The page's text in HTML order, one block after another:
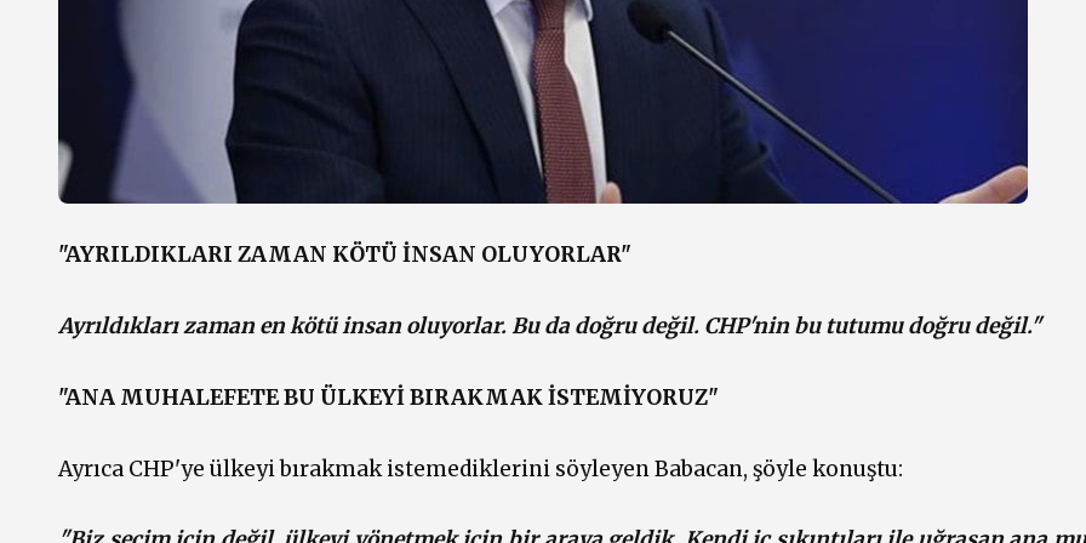
"AYRILDIKLARI ZAMAN KÖTÜ İNSAN OLUYORLAR"
Ayrıldıkları zaman en kötü insan oluyorlar. Bu da doğru değil. CHP'nin bu tutumu doğru değil."
"ANA MUHALEFETE BU ÜLKEYİ BIRAKMAK İSTEMİYORUZ"
Ayrıca CHP'ye ülkeyi bırakmak istemediklerini söyleyen Babacan, şöyle konuştu: